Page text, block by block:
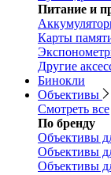
Питание и
Карты
Другие
Бинокли
Объективы
Смотреть все
По бренду
Объективы
Объективы
Объективы